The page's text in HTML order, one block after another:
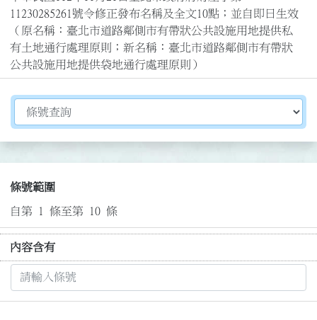
11230285261號令修正發布名稱及全文10點；並自即日生效
（原名稱：臺北市道路鄰側市有帶狀公共設施用地提供私
有土地通行處理原則；新名稱：臺北市道路鄰側市有帶狀
公共設施用地提供袋地通行處理原則）
切換選擇法規資訊內容
條號範圍
自第 1 條至第 10 條
內容含有